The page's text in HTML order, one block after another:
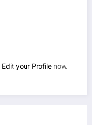
Edit your Profile now.